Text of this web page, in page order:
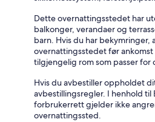
Dette overnattingsstedet har
balkonger, verandaer og
barn. Hvis du har bekymringer,
overnattingsstedet før
tilgjengelig rom som passer for
Hvis du avbestiller oppholdet
avbestillingsregler. I henhold til
forbrukerrett gjelder ikke
overnattingssted.